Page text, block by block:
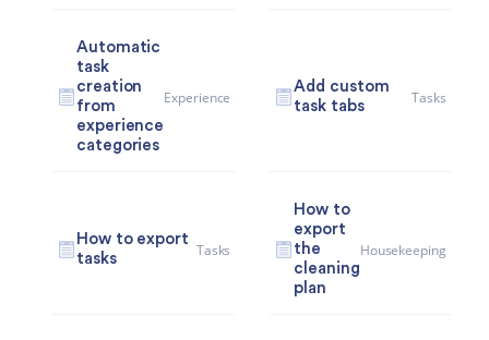
Automatic
task
creation
from
experience
categories
Experience
Add custom
task tabs
Tasks
How to export
tasks
Tasks
How to
export
the
cleaning
plan
Housekeeping